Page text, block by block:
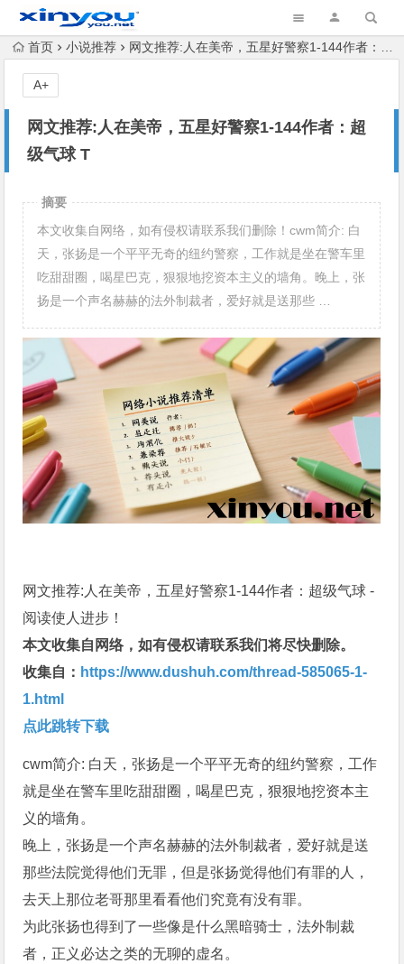
首页 小说推荐 网文推荐:人在美帝，五星好警察1-144作者：超级气球 T
网文推荐:人在美帝，五星好警察1-144作者：超
级气球 T
A+
摘要
本文收集自网络，如有侵权请联系我们删除！cwm简介: 白
天，张扬是一个平平无奇的纽约警察，工作就是坐在警车里
吃甜甜圈，喝星巴克，狠狠地挖资本主义的墙角。晚上，张
扬是一个声名赫赫的法外制裁者，爱好就是送那些 …
网文推荐:人在美帝，五星好警察1-144作者：超级气球 -
阅读使人进步！
本文收集自网络，如有侵权请联系我们将尽快删除。
收集自： https://www.dushuh.com/thread-585065-1-
1.html
点此跳转下载
cwm简介: 白天，张扬是一个平平无奇的纽约警察，工作
就是坐在警车里吃甜甜圈，喝星巴克，狠狠地挖资本主
义的墙角。
晚上，张扬是一个声名赫赫的法外制裁者，爱好就是送
那些法院觉得他们无罪，但是张扬觉得他们有罪的人，
去天上那位老哥那里看看他们究竟有没有罪。
为此张扬也得到了一些像是什么黑暗骑士，法外制裁
者，正义必达之类的无聊的虚名。